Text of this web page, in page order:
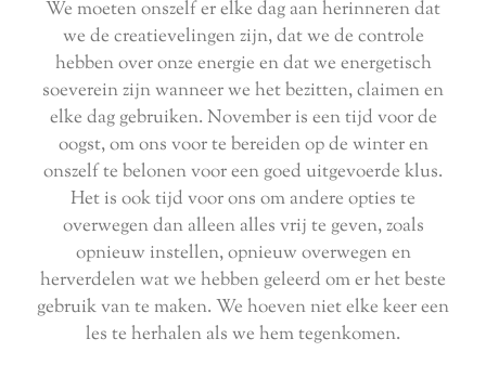
We moeten onszelf er elke dag aan herinneren dat
we de creatievelingen zijn, dat we de controle
hebben over onze energie en dat we energetisch
soeverein zijn wanneer we het bezitten, claimen en
elke dag gebruiken. November is een tijd voor de
oogst, om ons voor te bereiden op de winter en
onszelf te belonen voor een goed uitgevoerde klus.
Het is ook tijd voor ons om andere opties te
overwegen dan alleen alles vrij te geven, zoals
opnieuw instellen, opnieuw overwegen en
herverdelen wat we hebben geleerd om er het beste
gebruik van te maken. We hoeven niet elke keer een
les te herhalen als we hem tegenkomen.